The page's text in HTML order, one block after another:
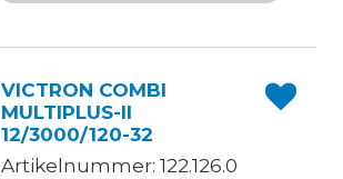
VICTRON COMBI
MULTIPLUS-II
12/3000/120-32
Artikelnummer: 122.126.0